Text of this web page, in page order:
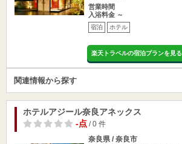
営業時間
入浴料金 ～
宿泊 ホテル
楽天トラベルの宿泊プランを見る
関連情報から探す
ホテルアジール奈良アネックス
-点/ 0 件
奈良県 / 奈良市